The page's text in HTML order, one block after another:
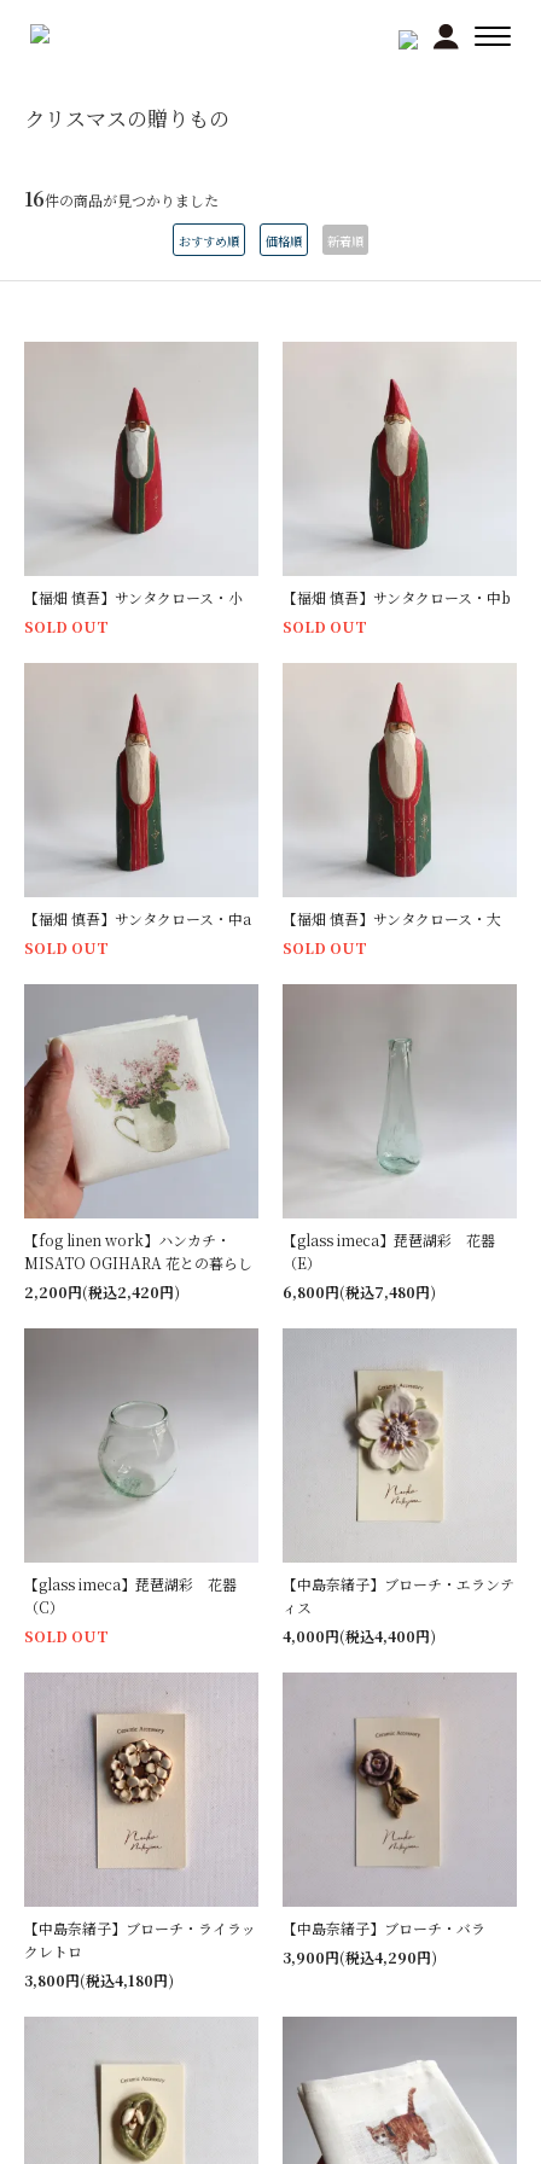
クリスマスの贈りもの
16件の商品が見つかりました
おすすめ順 価格順 新着順
【福畑 慎吾】サンタクロース・小
SOLD OUT
【福畑 慎吾】サンタクロース・中b
SOLD OUT
【福畑 慎吾】サンタクロース・中a
SOLD OUT
【福畑 慎吾】サンタクロース・大
SOLD OUT
【fog linen work】ハンカチ・
MISATO OGIHARA 花との暮らし
2,200円(税込2,420円)
【glass imeca】琵琶湖彩 花器
（E）
6,800円(税込7,480円)
【glass imeca】琵琶湖彩 花器
（C）
SOLD OUT
【中島奈緒子】ブローチ・エランテ
ィス
4,000円(税込4,400円)
【中島奈緒子】ブローチ・ライラッ
クレトロ
3,800円(税込4,180円)
【中島奈緒子】ブローチ・バラ
3,900円(税込4,290円)